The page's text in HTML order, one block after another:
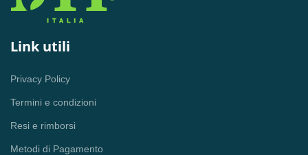
Link utili
Privacy Policy
Termini e condizioni
Resi e rimborsi
Metodi di Pagamento